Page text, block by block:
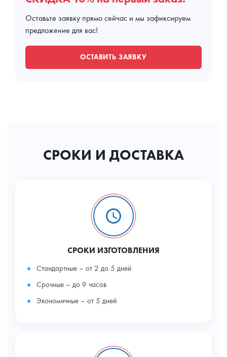
Оставьте заявку прямо сейчас и мы зафиксируем
предложение для вас!
ОСТАВИТЬ ЗАЯВКУ
СРОКИ И ДОСТАВКА
СРОКИ ИЗГОТОВЛЕНИЯ
Стандартные – от 2 до 5 дней
Срочные – до 9 часов
Экономичные – от 5 дней